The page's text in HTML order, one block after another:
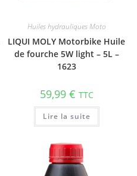
Huiles hydrauliques Moto
LIQUI MOLY Motorbike Huile
de fourche 5W light – 5L –
1623
59,99 € TTC
Lire la suite